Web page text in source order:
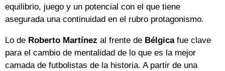
equilibrio, juego y un potencial con el que tiene
asegurada una continuidad en el rubro protagonismo.
Lo de Roberto Martínez al frente de Bélgicafue clave
para el cambio de mentalidad de lo que es la mejor
camada de futbolistas de la historia. A partir de una